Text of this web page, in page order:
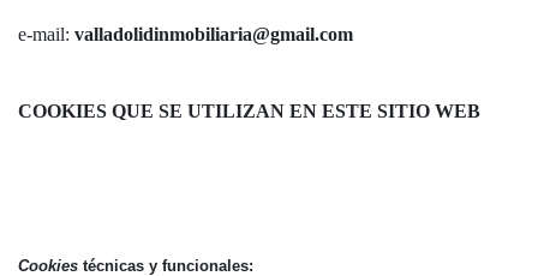
e-mail: valladolidinmobiliaria@gmail.com
COOKIES QUE SE UTILIZAN EN ESTE SITIO WEB
Cookies técnicas y funcionales: